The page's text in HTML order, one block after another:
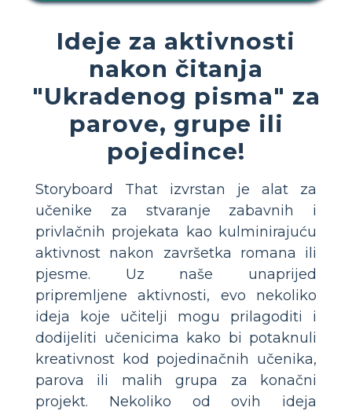
Ideje za aktivnosti
nakon čitanja
"Ukradenog pisma" za
parove, grupe ili
pojedince!
Storyboard That izvrstan je alat za
učenike za stvaranje zabavnih i
privlačnih projekata kao kulminirajuću
aktivnost nakon završetka romana ili
pjesme. Uz naše unaprijed
pripremljene aktivnosti, evo nekoliko
ideja koje učitelji mogu prilagoditi i
dodijeliti učenicima kako bi potaknuli
kreativnost kod pojedinačnih učenika,
parova ili malih grupa za konačni
projekt. Nekoliko od ovih ideja